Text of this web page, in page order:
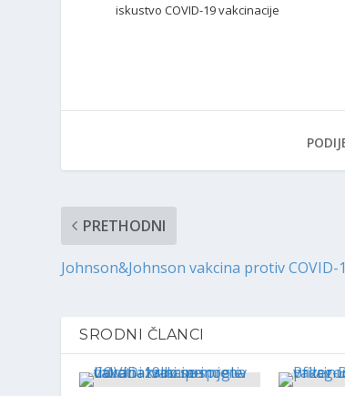
iskustvo COVID-19 vakcinacije
PRETHODNI
Johnson&Johnson vakcina protiv COVID-
SRODNI ČLANCI